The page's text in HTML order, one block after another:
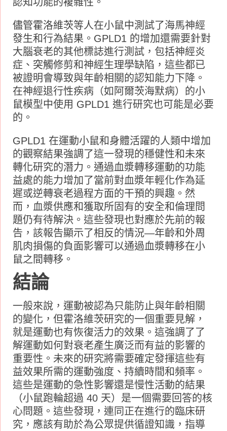
儘管霍洛維茨等人在小鼠中測試了海馬神經
發生和行為結果。GPLD1 的增加還需要針對
大腦衰老的其他標誌進行測試，包括神經炎
症、突觸修剪和神經生理學缺陷，這些都已
被證明會導致與年齡相關的認知能力下降。
在神經退行性疾​​病（如阿爾茨海默病）的小
鼠模型中使用 GPLD1 進行研究也可能是必要
的。
GPLD1 在運動小鼠和身體活躍的人類中增加
的觀察結果強調了這一發現的穩健性和未來
轉化研究的潛力。通過血漿轉移運動的功能
益處的能力增加了當前對血漿年輕化作為延
遲或逆轉衰老過程方面的干預的興趣。然
而，血漿供應和獲取所固有的安全和倫理問
題仍有待解決。這些發現也對應於先前的報
告，該報告顯示了相反的情況—年齡和外周
肌肉損傷的負面影響可以通過血漿轉移在小
鼠之間轉移。
結論
一般來說，運動被認為只能防止與年齡相關
的變化，但霍洛維茨研究的一個重要見解，
就是運動也有恢復活力的效果。這強調了了
解運動如何對衰老產生廣泛而有益的影響的
重要性。未來的研究將需要確定發揮這些有
益效果所需的運動強度、持續時間和頻率。
這些是運動的急性影響還是慢性活動的結果
（小鼠跑輪超過 40 天）是一個需要回答的核
心問題。這些發現，連同正在進行的臨床研
究，應該有助於為公眾提供循證知識，指導